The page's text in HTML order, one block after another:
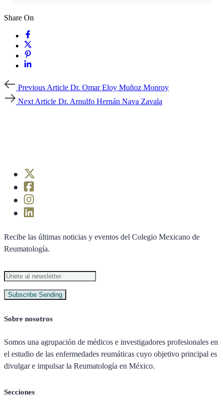
Share On
Previous
ArticlePrevious Article Dr. Omar Eloy Muñoz Monroy
Next
ArticleNext Article Dr. Arnulfo Hernán Nava Zavala
Recibe las últimas noticias y eventos del Colegio Mexicano de
Reumatología.
Subscribe Sending
Sobre nosotros
Somos una agrupación de médicos e investigadores profesionales en
el estudio de las enfermedades reumáticas cuyo objetivo principal es
divulgar e impulsar la Reumatología en México.
Secciones